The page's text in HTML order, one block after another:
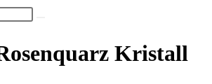
panel.
Kristall